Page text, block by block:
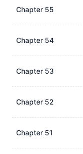
Chapter 55
Chapter 54
Chapter 53
Chapter 52
Chapter 51